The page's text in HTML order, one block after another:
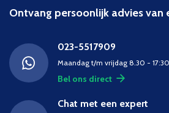
Ontvang persoonlijk advies van
023-5517909
Maandag t/m vrijdag 8.30 - 17:30
Bel ons direct
Chat met een expert